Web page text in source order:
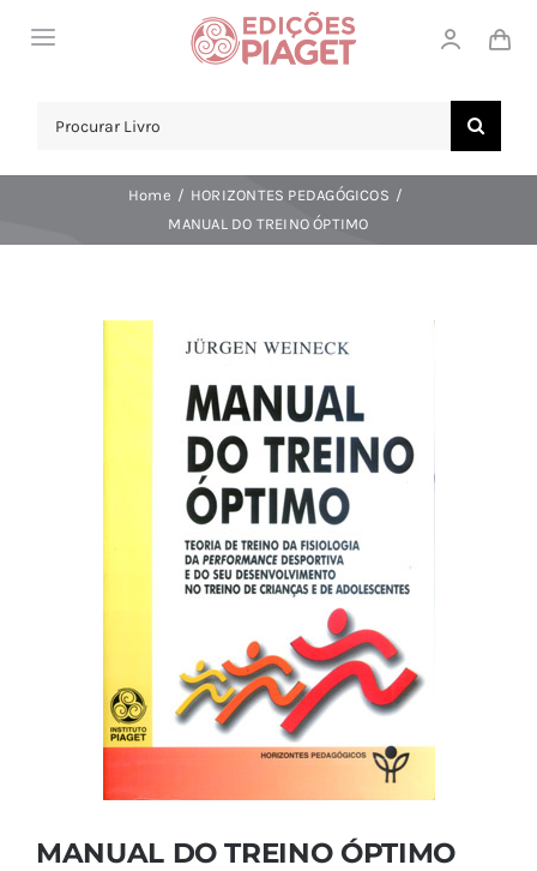
Toggle
Search
Home
HORIZONTES PEDAGÓGICOS
MANUAL DO TREINO ÓPTIMO
MANUAL DO TREINO ÓPTIMO